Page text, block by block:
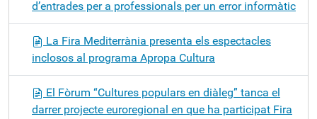
d’entrades per a professionals per un error informàtic
La Fira Mediterrània presenta els espectacles
inclosos al programa Apropa Cultura
El Fòrum “Cultures populars en diàleg” tanca el
darrer projecte euroregional en que ha participat Fira